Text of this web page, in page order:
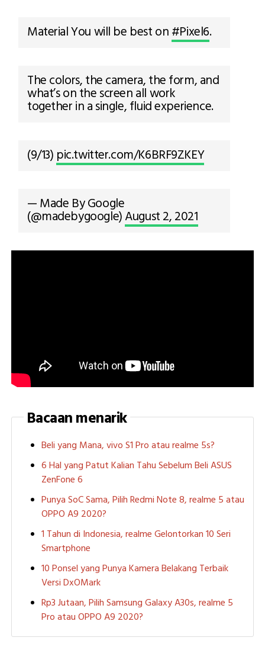
Material You will be best on#Pixel6.
The colors, the camera, the form, and
what’s on the screen all work
together in a single, fluid experience.
(9/13) pic.twitter.com/K6BRF9ZKEY
— Made By Google
(@madebygoogle)August 2, 2021
Bacaan menarik
Beli yang Mana, vivo S1 Pro atau realme 5s?
6 Hal yang Patut Kalian Tahu Sebelum Beli ASUS
ZenFone 6
Punya SoC Sama, Pilih Redmi Note 8, realme 5 atau
OPPO A9 2020?
1 Tahun di Indonesia, realme Gelontorkan 10 Seri
Smartphone
10 Ponsel yang Punya Kamera Belakang Terbaik
Versi DxOMark
Rp3 Jutaan, Pilih Samsung Galaxy A30s, realme 5
Pro atau OPPO A9 2020?